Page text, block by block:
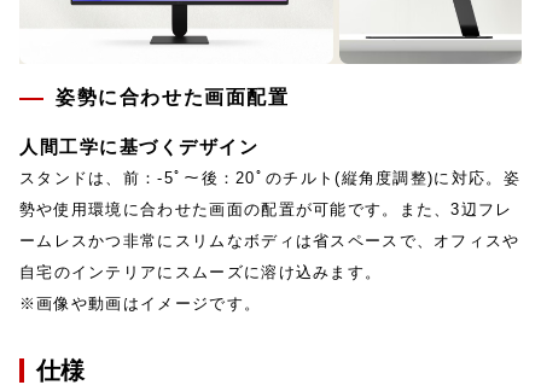
姿勢に合わせた画面配置
人間工学に基づくデザイン
スタンドは、前：-5ﾟ～後：20ﾟのチルト(縦角度調整)に対応。姿
勢や使用環境に合わせた画面の配置が可能です。また、3辺フレ
ームレスかつ非常にスリムなボディは省スペースで、オフィスや
自宅のインテリアにスムーズに溶け込みます。
※画像や動画はイメージです。
仕様